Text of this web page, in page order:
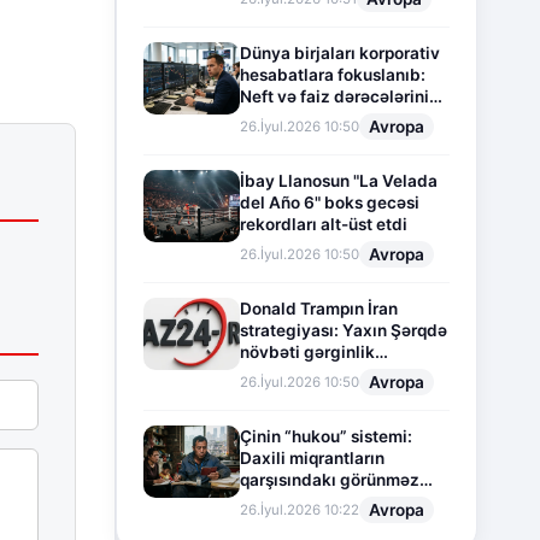
Dünya birjaları korporativ
hesabatlara fokuslanıb:
Neft və faiz dərəcələrinin
təsiri altında cari vəziyyət
26.İyul.2026 10:50 Avropa
İbay Llanosun "La Velada
del Año 6" boks gecəsi
rekordları alt-üst etdi
26.İyul.2026 10:50 Avropa
Donald Trampın İran
strategiyası: Yaxın Şərqdə
növbəti gərginlik
mərhələsi
26.İyul.2026 10:50 Avropa
Çinin “hukou” sistemi:
Daxili miqrantların
qarşısındakı görünməz
sədd
26.İyul.2026 10:22 Avropa